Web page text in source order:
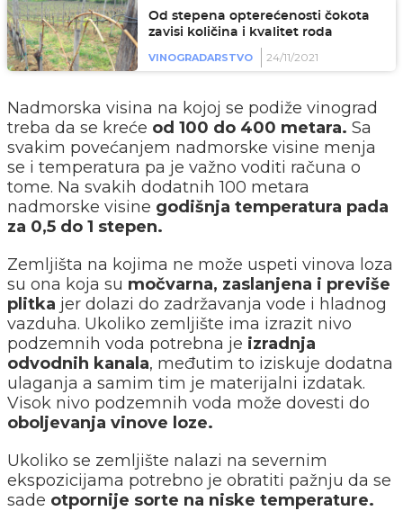
Od stepena opterećenosti čokota
zavisi količina i kvalitet roda
VINOGRADARSTVO 24/11/2021
Nadmorska visina na kojoj se podiže vinograd
treba da se kreće od 100 do 400 metara. Sa
svakim povećanjem nadmorske visine menja
se i temperatura pa je važno voditi računa o
tome. Na svakih dodatnih 100 metara
nadmorske visine godišnja temperatura pada
za 0,5 do 1 stepen.
Zemljišta na kojima ne može uspeti vinova loza
su ona koja su močvarna, zaslanjena i previše
plitka jer dolazi do zadržavanja vode i hladnog
vazduha. Ukoliko zemljište ima izrazit nivo
podzemnih voda potrebna je izradnja
odvodnih kanala, međutim to iziskuje dodatna
ulaganja a samim tim je materijalni izdatak.
Visok nivo podzemnih voda može dovesti do
oboljevanja vinove loze.
Ukoliko se zemljište nalazi na severnim
ekspozicijama potrebno je obratiti pažnju da se
sade otpornije sorte na niske temperature.